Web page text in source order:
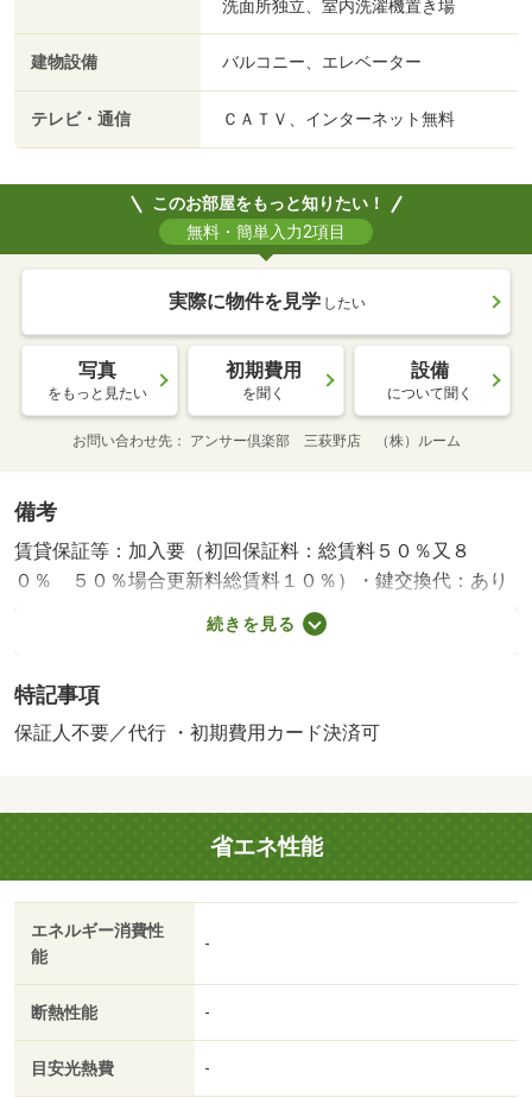
洗面所独立、室内洗濯機置き場
建物設備 バルコニー、エレベーター
テレビ・通信 ＣＡＴＶ、インターネット無料
このお部屋をもっと知りたい！
無料・簡単入力2項目
実際に物件を見学 したい
写真
をもっと見たい
初期費用
を聞く
設備
について聞く
お問い合わせ先 アンサー倶楽部 三萩野店 （株）ルーム
備考
賃貸保証等：加入要（初回保証料：総賃料５０％又８
０％ ５０％場合更新料総賃料１０％）・鍵交換代：あり
１５，４００円～・維持費等：ライフサポート５５０円／
月・オートロック付きマンションタイプ、ネット無料で
１．１ヶ月
続きを見る
特記事項
保証人不要／代行 ・初期費用カード決済可
省エネ性能
エネルギー消費性
能
-
断熱性能 -
目安光熱費 -